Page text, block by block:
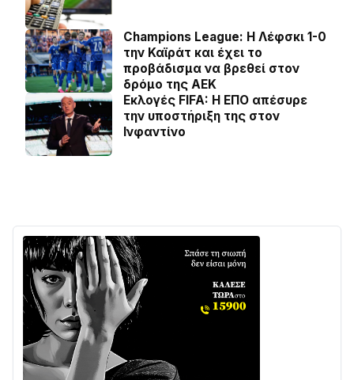
Champions League: Η Λέφσκι 1-0
την Καϊράτ και έχει το
προβάδισμα να βρεθεί στον
δρόμο της ΑΕΚ
Εκλογές FIFA: Η ΕΠΟ απέσυρε
την υποστήριξη της στον
Ινφαντίνο